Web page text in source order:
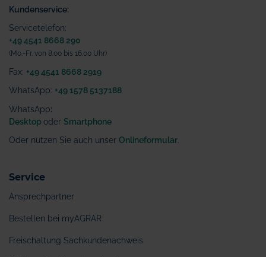
Kundenservice:
Servicetelefon:
+49 4541 8668 290
(Mo.-Fr. von 8.00 bis 16.00 Uhr)
Fax: +49 4541 8668 2919
WhatsApp: +49 1578 5137188
WhatsApp:
Desktop oder Smartphone
Oder nutzen Sie auch unser Onlineformular
Service
Ansprechpartner
Bestellen bei myAGRAR
Freischaltung Sachkundenachweis